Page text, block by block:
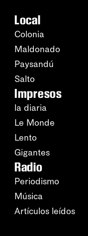
Local
Colonia
Maldonado
Paysandú
Salto
Impresos
la diaria
Le Monde
Lento
Gigantes
Radio
Periodismo
Música
Artículos leídos